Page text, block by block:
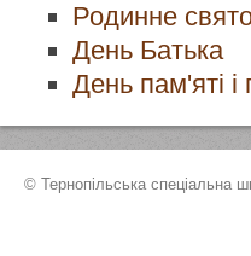
Родинне
День Батька
День пам'яті
© Тернопільська спеціальна